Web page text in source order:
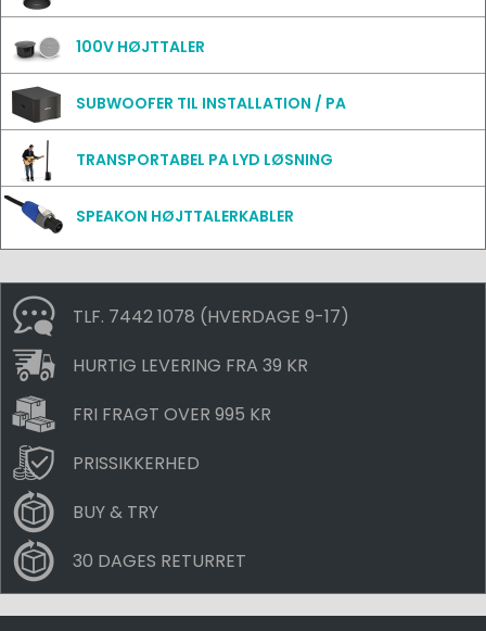
100V HØJTTALER
SUBWOOFER TIL INSTALLATION / PA
TRANSPORTABEL PA LYD LØSNING
SPEAKON HØJTTALERKABLER
TLF. 7442 1078 (HVERDAGE 9-17)
HURTIG LEVERING FRA 39 KR
FRI FRAGT OVER 995 KR
PRISSIKKERHED
BUY & TRY
30 DAGES RETURRET